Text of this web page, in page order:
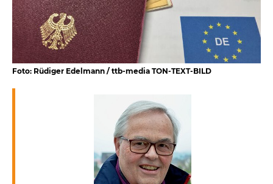
Foto: Rüdiger Edelmann / ttb-media TON-TEXT-BILD